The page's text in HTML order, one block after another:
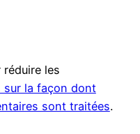
les
sur la façon dont
sont traitées.